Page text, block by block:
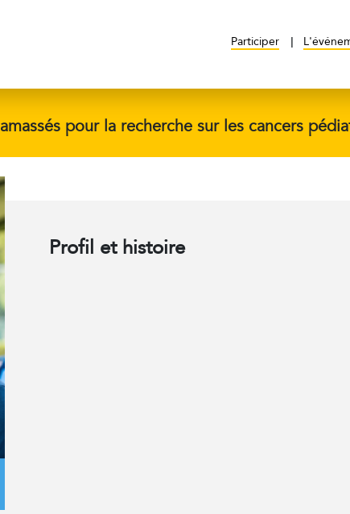
Participer
amassés pour la recherche sur les cancers
Profil et histoire